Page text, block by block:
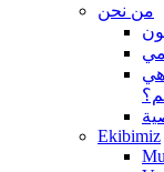
من نحن
هي
Ekibimiz